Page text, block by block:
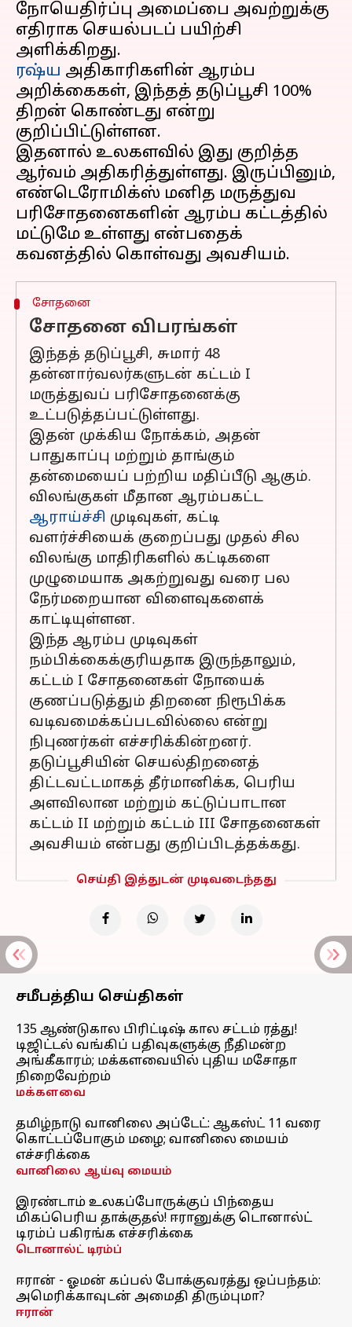
நோயெதிர்ப்பு அமைப்பை அவற்றுக்கு
எதிராக செயல்படப் பயிற்சி
ரஷ்ய அதிகாரிகளின் ஆரம்ப
அறிக்கைகள், இந்தத் தடுப்பூசி 100%
திறன் கொண்டது என்று
குறிப்பிட்டுள்ளன.
இதனால் உலகளவில் இது குறித்த
ஆர்வம் அதிகரித்துள்ளது. இருப்பினும்,
எண்டெரோமிக்ஸ் மனித மருத்துவ
பரிசோதனைகளின் ஆரம்ப கட்டத்தில்
மட்டுமே உள்ளது என்பதைக்
சோதனை
சோதனை விபரங்கள்
இந்தத் தடுப்பூசி, சுமார் 48
தன்னார்வலர்களுடன் கட்டம் I
மருத்துவப் பரிசோதனைக்கு
உட்படுத்தப்பட்டுள்ளது.
இதன் முக்கிய நோக்கம், அதன்
பாதுகாப்பு மற்றும் தாங்கும்
தன்மையைப் பற்றிய மதிப்பீடு ஆகும்.
விலங்குகள் மீதான ஆரம்பகட்ட
ஆராய்ச்சி முடிவுகள், கட்டி
வளர்ச்சியைக் குறைப்பது முதல் சில
விலங்கு மாதிரிகளில் கட்டிகளை
முழுமையாக அகற்றுவது வரை பல
நேர்மறையான விளைவுகளைக்
காட்டியுள்ளன.
இந்த ஆரம்ப முடிவுகள்
நம்பிக்கைக்குரியதாக இருந்தாலும்,
கட்டம் I சோதனைகள் நோயைக்
குணப்படுத்தும் திறனை நிரூபிக்க
வடிவமைக்கப்படவில்லை என்று
நிபுணர்கள் எச்சரிக்கின்றனர்.
தடுப்பூசியின் செயல்திறனைத்
திட்டவட்டமாகத் தீர்மானிக்க, பெரிய
அளவிலான மற்றும் கட்டுப்பாடான
கட்டம் II மற்றும் கட்டம் III சோதனைகள்
அவசியம் என்பது குறிப்பிடத்தக்கது.
செய்தி இத்துடன் முடிவடைந்தது
சமீபத்திய செய்திகள்
135 ஆண்டுகால பிரிட்டிஷ் கால சட்டம் ரத்து!
டிஜிட்டல் வங்கிப் பதிவுகளுக்கு நீதிமன்ற
அங்கீகாரம்; மக்களவையில் புதிய மசோதா
நிறைவேற்றம்
மக்களவை
தமிழ்நாடு வானிலை அப்டேட்: ஆகஸ்ட் 11 வரை
கொட்டப்போகும் மழை; வானிலை மையம்
எச்சரிக்கை
வானிலை ஆய்வு மையம்
இரண்டாம் உலகப்போருக்குப் பிந்தைய
மிகப்பெரிய தாக்குதல்! ஈரானுக்கு டொனால்ட்
டிரம்ப் பகிரங்க எச்சரிக்கை
டொனால்ட் டிரம்ப்
ஈரான் - ஓமன் கப்பல் போக்குவரத்து ஒப்பந்தம்:
அமெரிக்காவுடன் அமைதி திரும்புமா?
ஈரான்